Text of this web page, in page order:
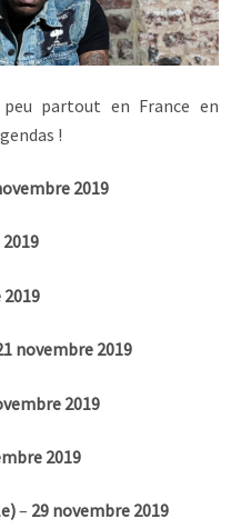
partout en France en
!
2019
novembre 2019
2019
2019
– 29 novembre 2019